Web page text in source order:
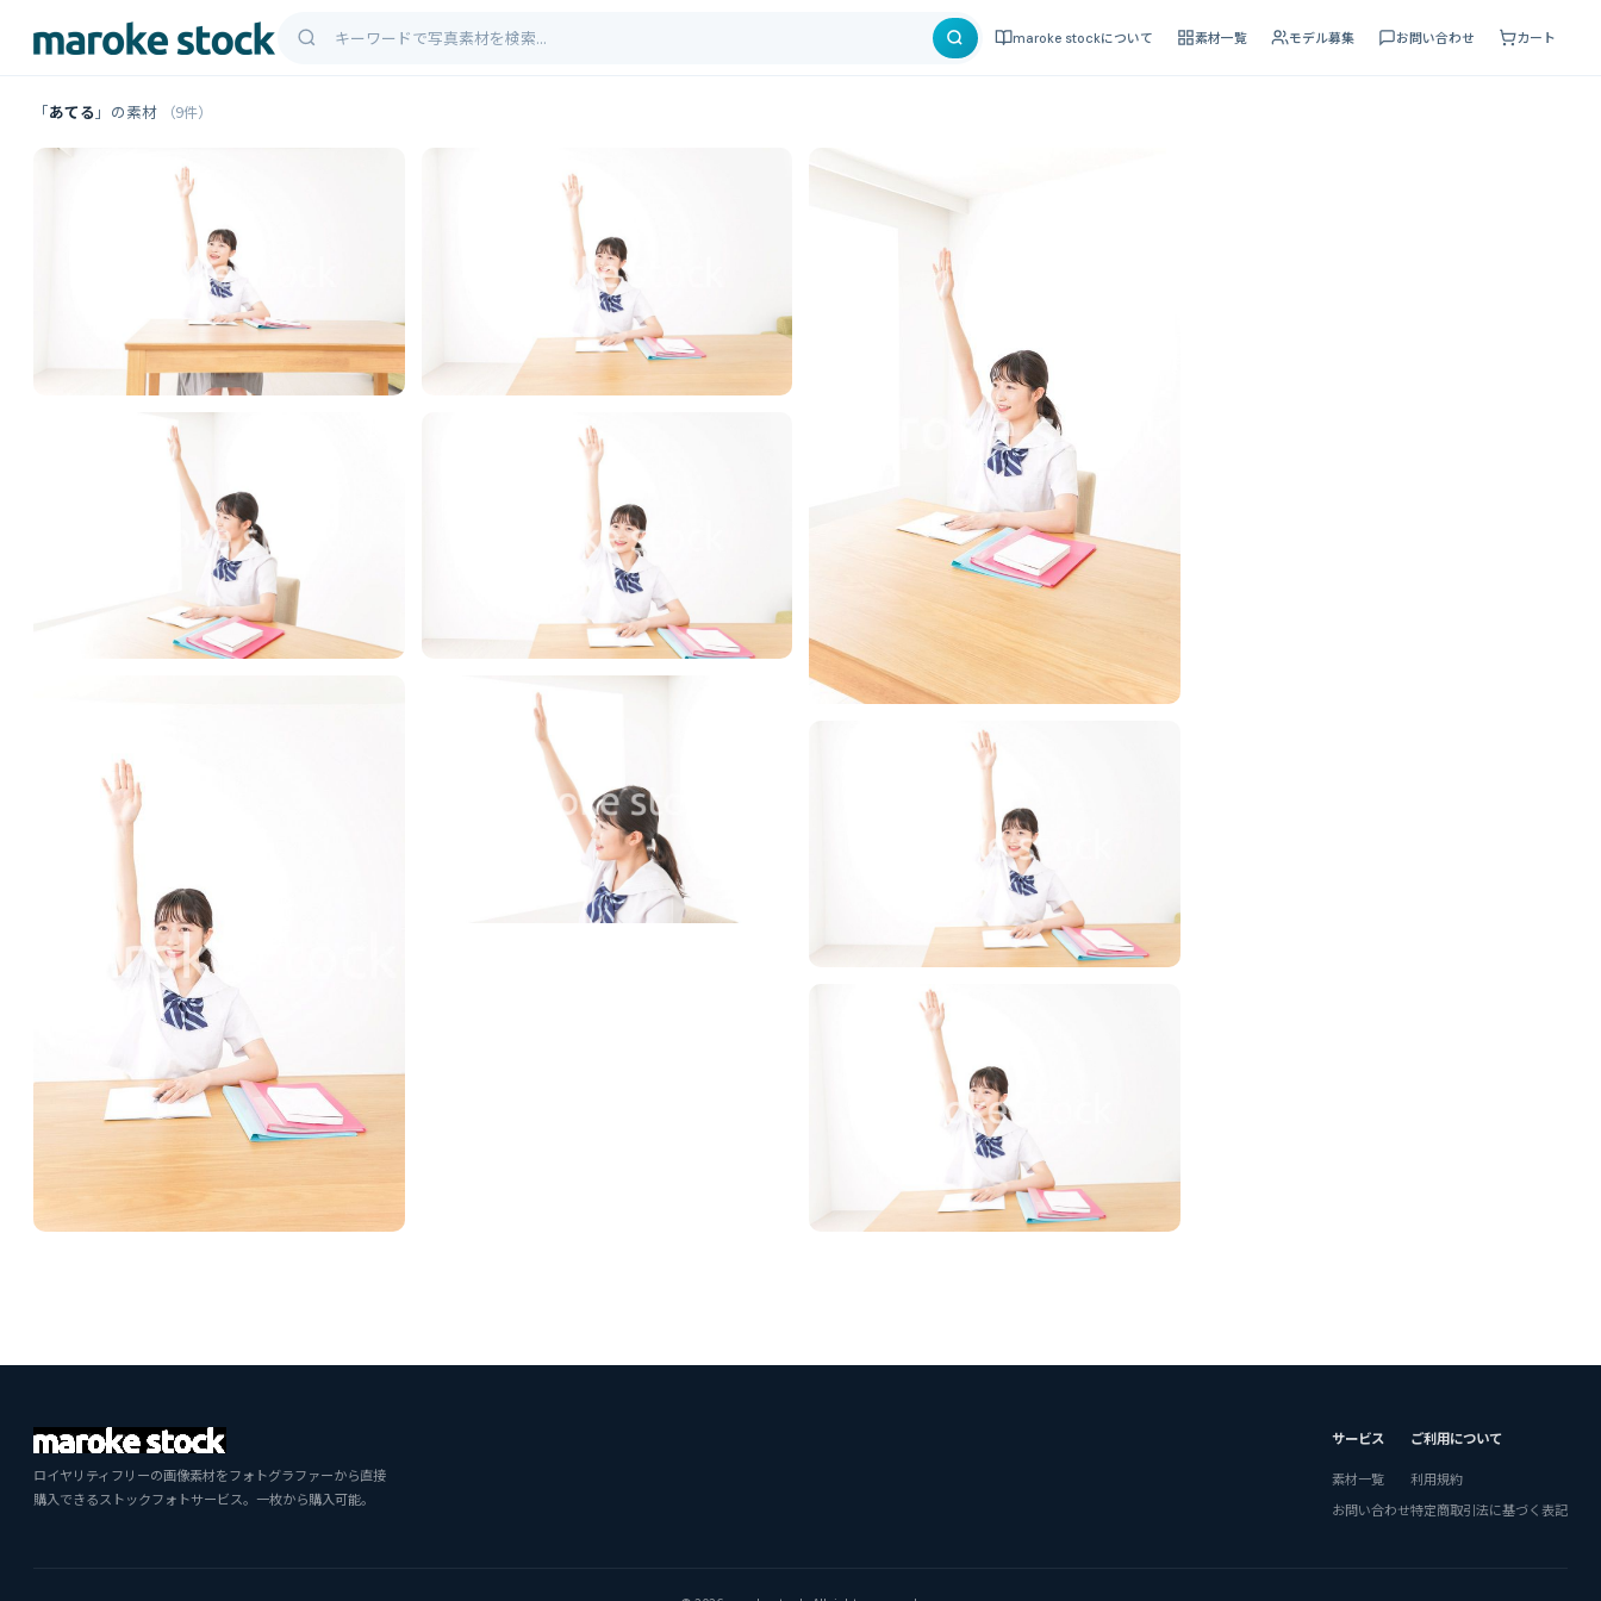
maroke stockについて 素材一覧 モデル募集 お問い合わせ カート
「あてる 」の素材 （9件）
ロイヤリティフリーの画像素材をフォトグラファーから直接
購入できるストックフォトサービス。一枚から購入可能。
サービス
素材一覧
お問い合わせ
ご利用について
利用規約
特定商取引法に基づく表記